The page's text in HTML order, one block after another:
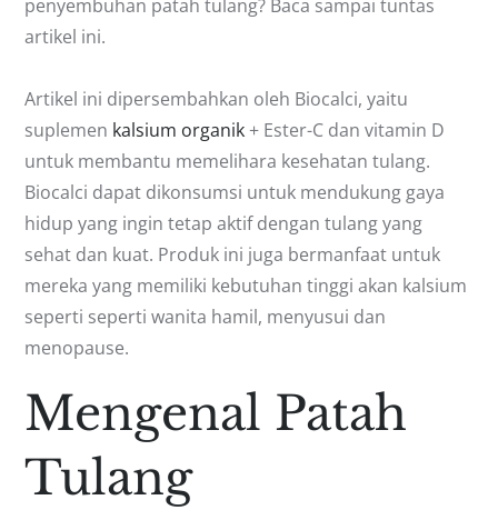
penyembuhan patah tulang? Baca sampai tuntas
artikel ini.
Artikel ini dipersembahkan oleh Biocalci, yaitu
suplemen kalsium organik+ Ester-C dan vitamin D
untuk membantu memelihara kesehatan tulang.
Biocalci dapat dikonsumsi untuk mendukung gaya
hidup yang ingin tetap aktif dengan tulang yang
sehat dan kuat. Produk ini juga bermanfaat untuk
mereka yang memiliki kebutuhan tinggi akan kalsium
seperti seperti wanita hamil, menyusui dan
menopause.
Mengenal Patah
Tulang